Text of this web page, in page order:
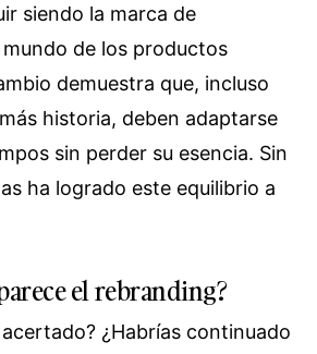
siendo la marca de
de los productos
demuestra que, incluso
historia, deben adaptarse
sin perder su esencia. Sin
ha logrado este equilibrio a
el rebranding?
¿Habrías continuado